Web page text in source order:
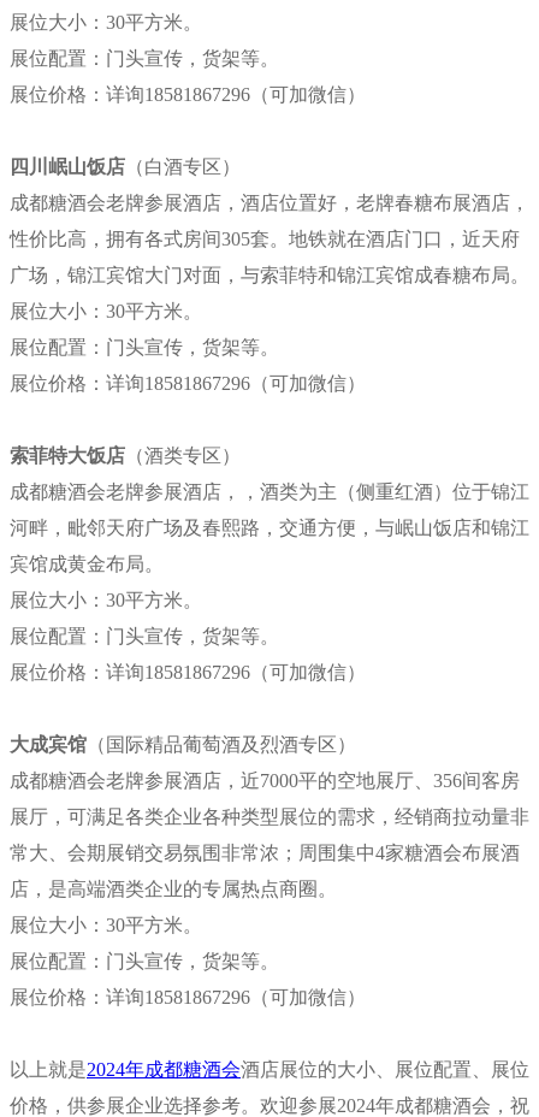
展位大小：30平方米。
展位配置：门头宣传，货架等。
展位价格： 详询18581867296（可加微信）
四川岷山饭店 （白酒专区）
成都糖酒会老牌参展酒店，酒店位置好，老牌春糖布展酒店，
性价比高，拥有各式房间305套。地铁就在酒店门口，近天府
广场，锦江宾馆大门对面，与索菲特和锦江宾馆成春糖布局。
展位大小：30平方米。
展位配置：门头宣传，货架等。
展位价格： 详询18581867296（可加微信）
索菲特大饭店 （酒类专区）
成都糖酒会老牌参展酒店，，酒类为主（侧重红酒）位于锦江
河畔，毗邻天府广场及春熙路，交通方便，与岷山饭店和锦江
宾馆成黄金布局。
展位大小：30平方米。
展位配置：门头宣传，货架等。
展位价格： 详询18581867296（可加微信）
大成宾馆 （国际精品葡萄酒及烈酒专区）
成都糖酒会老牌参展酒店，近7000平的空地展厅、356间客房
展厅，可满足各类企业各种类型展位的需求，经销商拉动量非
常大、会期展销交易氛围非常浓；周围集中4家糖酒会布展酒
店，是高端酒类企业的专属热点商圈。
展位大小：30平方米。
展位配置：门头宣传，货架等。
展位价格： 详询18581867296（可加微信）
以上就是2024年成都糖酒会酒店展位的大小、展位配置、展位
价格，供参展企业选择参考。欢迎参展2024年成都糖酒会，祝